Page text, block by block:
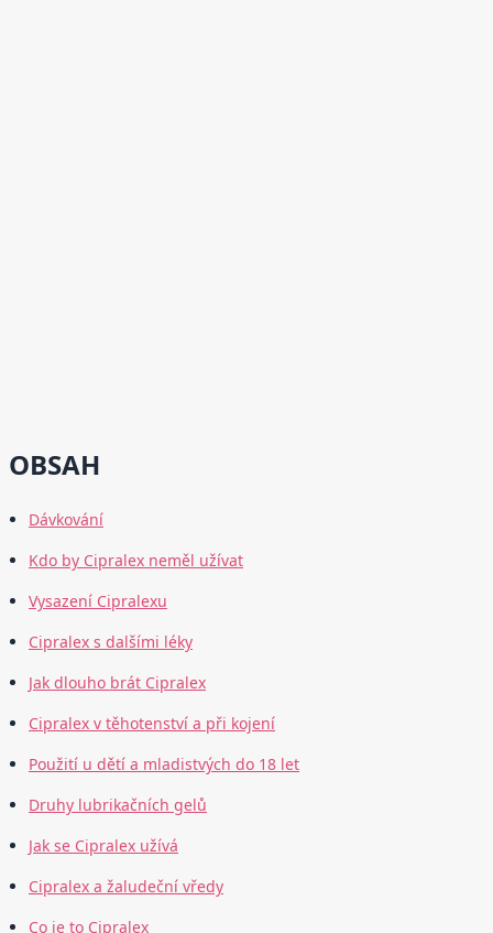
OBSAH
Dávkování
Kdo by Cipralex neměl užívat
Vysazení Cipralexu
Cipralex s dalšími léky
Jak dlouho brát Cipralex
Cipralex v těhotenství a při kojení
Použití u dětí a mladistvých do 18 let
Druhy lubrikačních gelů
Jak se Cipralex užívá
Cipralex a žaludeční vředy
Co je to Cipralex